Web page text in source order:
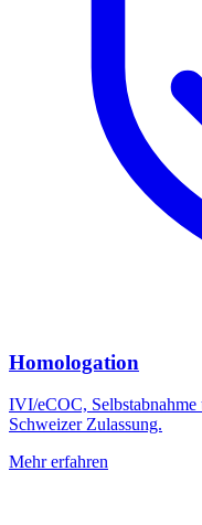
Homologation
IVI/eCOC,
Schweizer Zulassung.
Mehr erfahren